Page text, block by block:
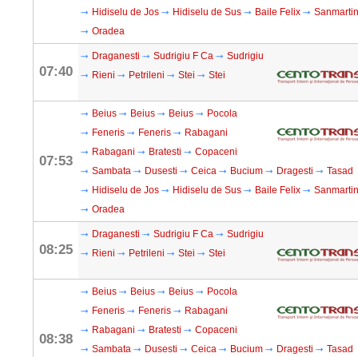
Hidiselu de Jos
Hidiselu de Sus Baile Felix
Sanmartin
Oradea
07:40
Draganesti Sudrigiu F Ca
Sudrigiu
Rieni
Petrileni Stei Stei
07:53
Beius Beius Beius
Pocola
Feneris
Feneris
Rabagani
Rabagani
Bratesti
Copaceni
Sambata
Dusesti Ceica Bucium Dragesti
Tasad
Hidiselu de Jos
Hidiselu de Sus Baile Felix
Sanmartin
Oradea
08:25
Draganesti Sudrigiu F Ca
Sudrigiu
Rieni
Petrileni Stei Stei
08:38
Beius Beius Beius
Pocola
Feneris
Feneris
Rabagani
Rabagani
Bratesti
Copaceni
Sambata
Dusesti Ceica Bucium Dragesti
Tasad